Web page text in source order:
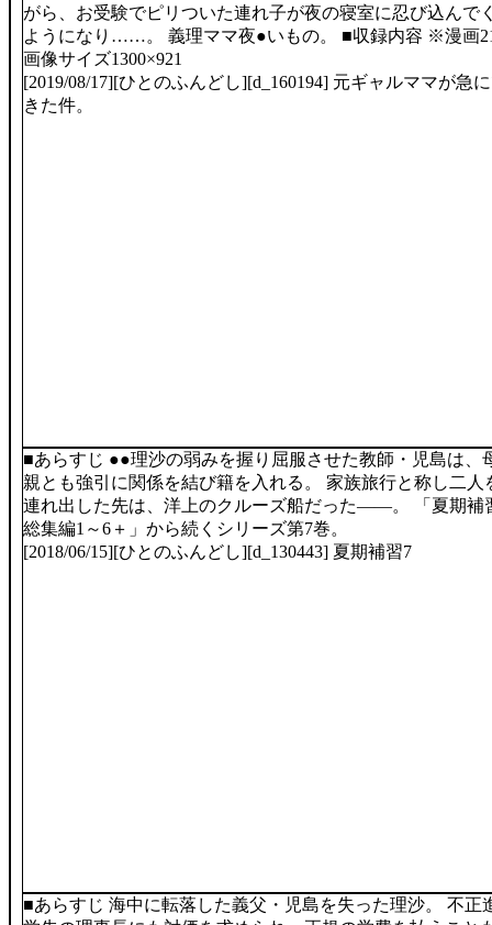
がら、お受験でピリついた連れ子が夜の寝室に忍び込んで
ようになり……。 義理ママ夜●いもの。 ■収録内容 ※漫画
画像サイズ1300×921
[2019/08/17][ひとのふんどし][d_160194] 元ギャルママが急
きた件。
■あらすじ ●●理沙の弱みを握り屈服させた教師・児島は、
親とも強引に関係を結び籍を入れる。 家族旅行と称し二人
連れ出した先は、洋上のクルーズ船だった――。 「夏期補
総集編1～6＋」から続くシリーズ第7巻。
[2018/06/15][ひとのふんどし][d_130443] 夏期補習7
■あらすじ 海中に転落した義父・児島を失った理沙。 不正